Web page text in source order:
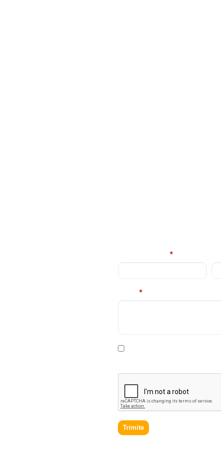
*
*
Trimite